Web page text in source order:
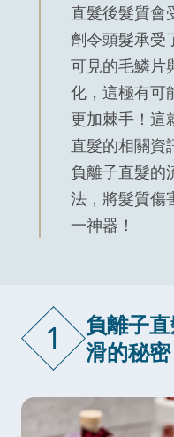
直髮後髮質會
劑令頭髮承受
可見的毛鱗片
化，這極有可
更加棘手！這
直髮的相關資
負離子直髮的
法，將髮質傷
一神器！
1
負離子
滑的秘密